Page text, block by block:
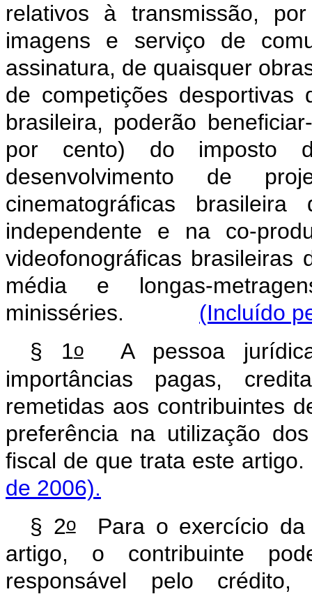
relativos à transmissão,
imagens e serviço de
assinatura, de quaisquer
de competições desportivas
brasileira, poderão
por cento) do imposto
desenvolvimento de
cinematográficas
independente e na co-
videofonográficas brasileiras
média e longas-
minisséries. (Incluído
§ 1oA pessoa jurídica
importâncias pagas,
remetidas aos contribuintes
preferência na utilização
fiscal de que trata este
de 2006).
§ 2oPara o exercício da
artigo, o contribuinte
responsável pelo